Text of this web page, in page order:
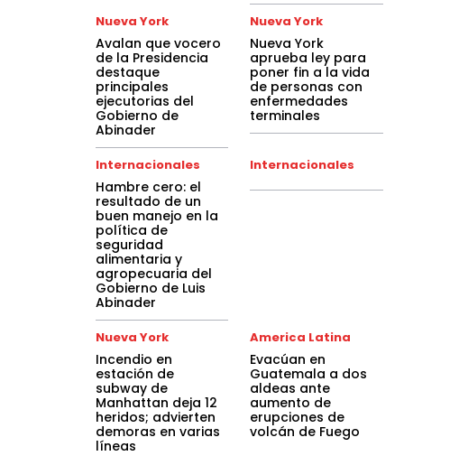
Nueva York
Avalan que vocero
de la Presidencia
destaque
principales
ejecutorias del
Gobierno de
Abinader
Nueva York
Nueva York
aprueba ley para
poner fin a la vida
de personas con
enfermedades
terminales
Internacionales
Hambre cero: el
resultado de un
buen manejo en la
política de
seguridad
alimentaria y
agropecuaria del
Gobierno de Luis
Abinader
Internacionales
Nueva York
Incendio en
estación de
subway de
Manhattan deja 12
heridos; advierten
demoras en varias
líneas
America Latina
Evacúan en
Guatemala a dos
aldeas ante
aumento de
erupciones de
volcán de Fuego